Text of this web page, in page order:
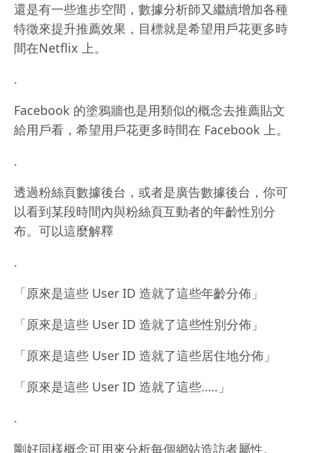
還是有一些進步空間，數據分析師又繼續增加各種
特徵來提升推薦效果，目標就是希望用戶花更多時
間在Netflix 上。
.
Facebook 的塗鴉牆也是用類似的概念去推薦貼文
給用戶看，希望用戶花更多時間在 Facebook 上。
.
透過粉絲頁數據後台，或者是廣告數據後台，你可
以看到某段時間內與粉絲頁互動者的年齡性別分
布。可以這麼解釋
.
「原來是這些 User ID 造就了這些年齡分佈」
「原來是這些 User ID 造就了這些性別分佈」
「原來是這些 User ID 造就了這些居住地分佈」
「原來是這些 User ID 造就了這些…..」
.
剛好同樣概念可用來分析每個網站造訪者屬性。